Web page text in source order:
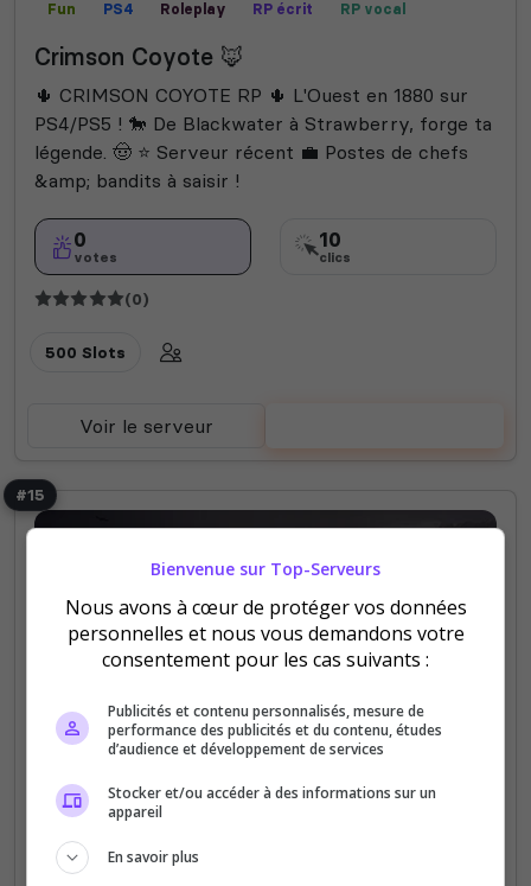
Fun PS4 Roleplay RP écrit RP vocal
Crimson Coyote 🦊
​🌵 CRIMSON COYOTE RP 🌵 L'Ouest en 1880 sur
PS4/PS5 ! 🐎 De Blackwater à Strawberry, forge ta
légende. 🤠 ⭐ Serveur récent 💼 Postes de chefs
&amp; bandits à saisir !
0
votes
10
clics
(0)
500 Slots
Voir le serveur
#15
PS4 Roleplay RP écrit RP vocal
Crimson Coyote 1880 FR 🇨🇵
Bienvenu sur notre serveur rp red dead , ici vous
pouvez être hors la loi , représentant de la loi ,
barman , chasseur de prime ou même faire de la
politique N'attendez plus et rejoignez...
Bienvenue sur Top-Serveurs
Nous avons à cœur de protéger vos données
personnelles et nous vous demandons votre
consentement pour les cas suivants :
Publicités et contenu personnalisés, mesure de
performance des publicités et du contenu, études
d’audience et développement de services
Stocker et/ou accéder à des informations sur un
appareil
En savoir plus